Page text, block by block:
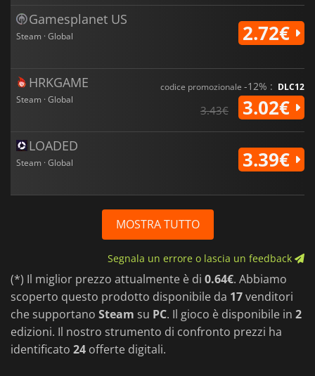
Gamesplanet US
Steam · Global 2.72€
HRKGAME
Steam · Global
codice promozionale -12% : DLC12
3.43€ 3.02€
LOADED
Steam · Global 3.39€
MOSTRA TUTTO
Segnala un errore o lascia un feedback
(*) Il miglior prezzo attualmente è di 0.64€. Abbiamo
scoperto questo prodotto disponibile da 17venditori
che supportano Steam su PC. Il gioco è disponibile in 2
edizioni. Il nostro strumento di confronto prezzi ha
identificato 24 offerte digitali.